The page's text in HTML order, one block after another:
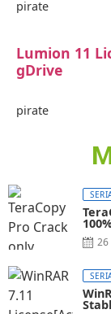
pirate
Lumion 11
gDrive
pirate
26